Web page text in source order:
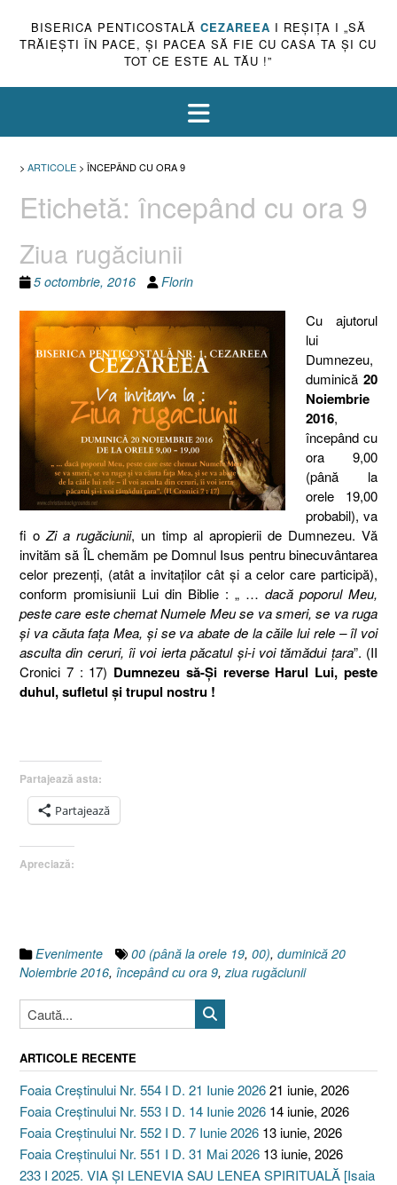
BISERICA PENTICOSTALĂ CEZAREEA I REŞIŢA I „SĂ
TRĂIEŞTI ÎN PACE, ŞI PACEA SĂ FIE CU CASA TA ŞI CU
TOT CE ESTE AL TĂU !”
> ARTICOLE > ÎNCEPÂND CU ORA 9
Etichetă: începând cu ora 9
Ziua rugăciunii
5 octombrie, 2016 Florin
Cu ajutorul
lui
Dumnezeu,
duminică 20
Noiembrie
2016,
începând cu
ora 9,00
(până la
orele 19,00
probabil), va
fi oZi a rugăciunii, un timp al apropierii de Dumnezeu.Vă
invităm să ÎL chemăm pe Domnul Isus pentru binecuvântarea
celor prezenţi, (atât a invitaţilor cât şi a celor care participă),
conform promisiunii Lui din Biblie : „ … dacă poporul Meu,
peste care este chemat Numele Meu se va smeri, se va ruga
şi va căuta faţa Mea, şi se va abate de la căile lui rele – îl voi
asculta din ceruri, îi voi ierta păcatul şi-i voi tămădui ţara”. (II
Cronici 7 : 17) Dumnezeu să-Şi reverse Harul Lui, peste
duhul, sufletul şi trupul nostru !
Partajează asta:
Partajează
Apreciază:
Evenimente 00 (până la orele 19, 00), duminică 20
Noiembrie 2016, începând cu ora 9,ziua rugăciunii
ARTICOLE RECENTE
Foaia Creștinului Nr. 554 I D. 21 Iunie 202621 iunie, 2026
Foaia Creștinului Nr. 553 I D. 14 Iunie 2026 14 iunie, 2026
Foaia Creștinului Nr. 552 I D. 7 Iunie 2026 13 iunie, 2026
Foaia Creștinului Nr. 551 I D. 31 Mai 2026 13 iunie, 2026
233 I 2025. VIA ȘI LENEVIA SAU LENEA SPIRITUALĂ [Isaia